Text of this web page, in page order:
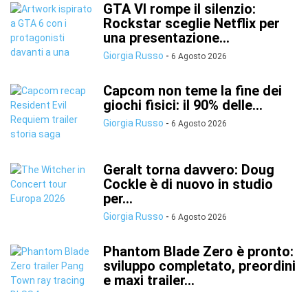
GTA VI rompe il silenzio:
Rockstar sceglie Netflix per
una presentazione...
Giorgia Russo - 6 Agosto 2026
Capcom non teme la fine dei
giochi fisici: il 90% delle...
Giorgia Russo - 6 Agosto 2026
Geralt torna davvero: Doug
Cockle è di nuovo in studio
per...
Giorgia Russo - 6 Agosto 2026
Phantom Blade Zero è pronto:
sviluppo completato, preordini
e maxi trailer...